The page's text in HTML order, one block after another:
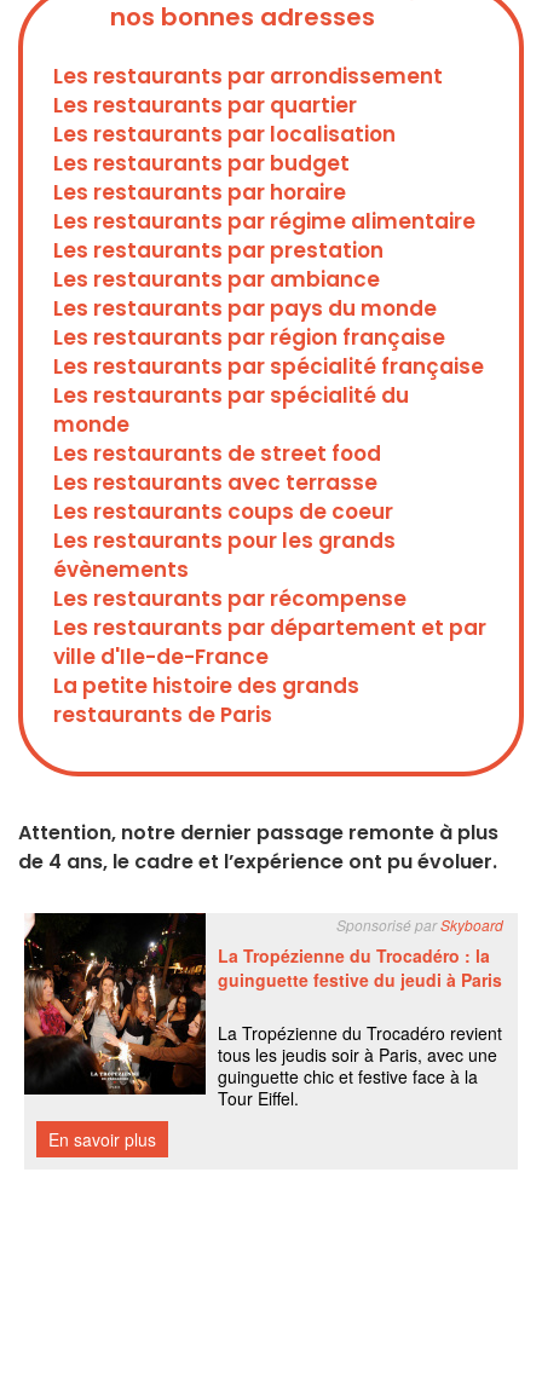
nos bonnes adresses
Les restaurants par arrondissement
Les restaurants par quartier
Les restaurants par localisation
Les restaurants par budget
Les restaurants par horaire
Les restaurants par régime alimentaire
Les restaurants par prestation
Les restaurants par ambiance
Les restaurants par pays du monde
Les restaurants par région française
Les restaurants par spécialité française
Les restaurants par spécialité du
monde
Les restaurants de street food
Les restaurants avec terrasse
Les restaurants coups de coeur
Les restaurants pour les grands
évènements
Les restaurants par récompense
Les restaurants par département et par
ville d'Ile-de-France
La petite histoire des grands
restaurants de Paris
Attention, notre dernier passage remonte à plus
de 4 ans, le cadre et l’expérience ont pu évoluer.